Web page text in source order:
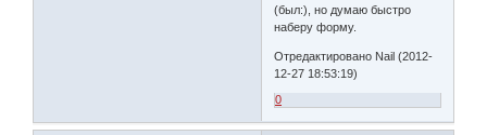
(был:), но думаю быстро
наберу форму.
Отредактировано Nail (2012-
12-27 18:53:19)
0